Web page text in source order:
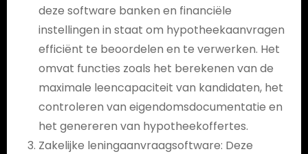
deze software banken en financiële
instellingen in staat om hypotheekaanvragen
efficiënt te beoordelen en te verwerken. Het
omvat functies zoals het berekenen van de
maximale leencapaciteit van kandidaten, het
controleren van eigendomsdocumentatie en
het genereren van hypotheekoffertes.
Zakelijke leningaanvraagsoftware: Deze